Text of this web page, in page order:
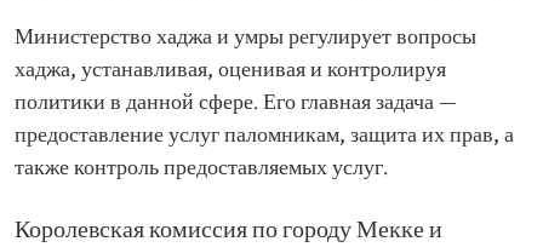
Министерство хаджа и умры регулирует вопросы
хаджа, устанавливая, оценивая и контролируя
политики в данной сфере. Его главная задача —
предоставление услуг паломникам, защита их прав, а
также контроль предоставляемых услуг.
Королевская комиссия по городу Мекке и